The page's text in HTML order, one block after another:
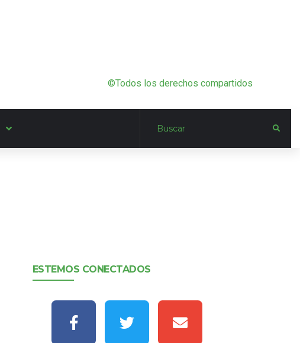
©Todos los derechos compartidos
ESTEMOS CONECTADOS